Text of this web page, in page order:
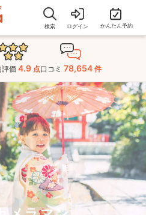
検索 ログイン かんたん予約
価 4.9 点口コミ 78,654 件